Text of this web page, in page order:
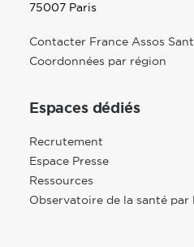
75007 Paris
Contacter France Assos
Coordonnées par région
Espaces dédiés
Recrutement
Espace Presse
Ressources
Observatoire de la santé par